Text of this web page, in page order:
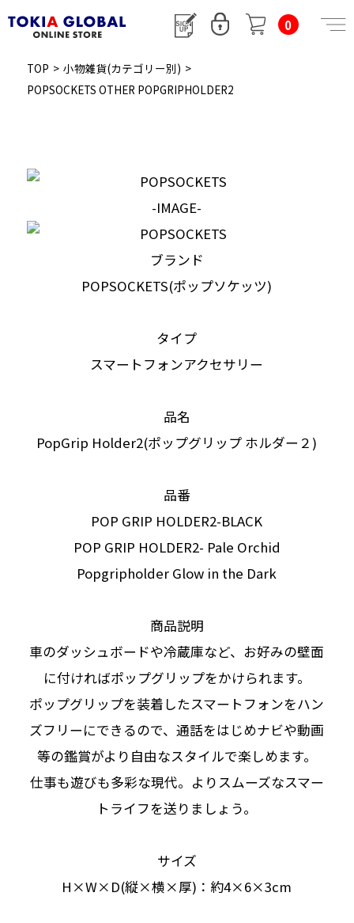
0
TOP > 小物雑貨(カテゴリー別) >
POPSOCKETS OTHER POPGRIPHOLDER2
-IMAGE-
ブランド
POPSOCKETS(ポップソケッツ)
タイプ
スマートフォンアクセサリー
品名
PopGrip Holder2(ポップグリップ ホルダー２)
品番
POP GRIP HOLDER2-BLACK
POP GRIP HOLDER2- Pale Orchid
Popgripholder Glow in the Dark
商品説明
車のダッシュボードや冷蔵庫など、お好みの壁面
に付ければポップグリップをかけられます。
ポップグリップを装着したスマートフォンをハン
ズフリーにできるので、通話をはじめナビや動画
等の鑑賞がより自由なスタイルで楽しめます。
仕事も遊びも多彩な現代。よりスムーズなスマー
トライフを送りましょう。
サイズ
H×W×D(縦×横×厚)：約4×6×3cm